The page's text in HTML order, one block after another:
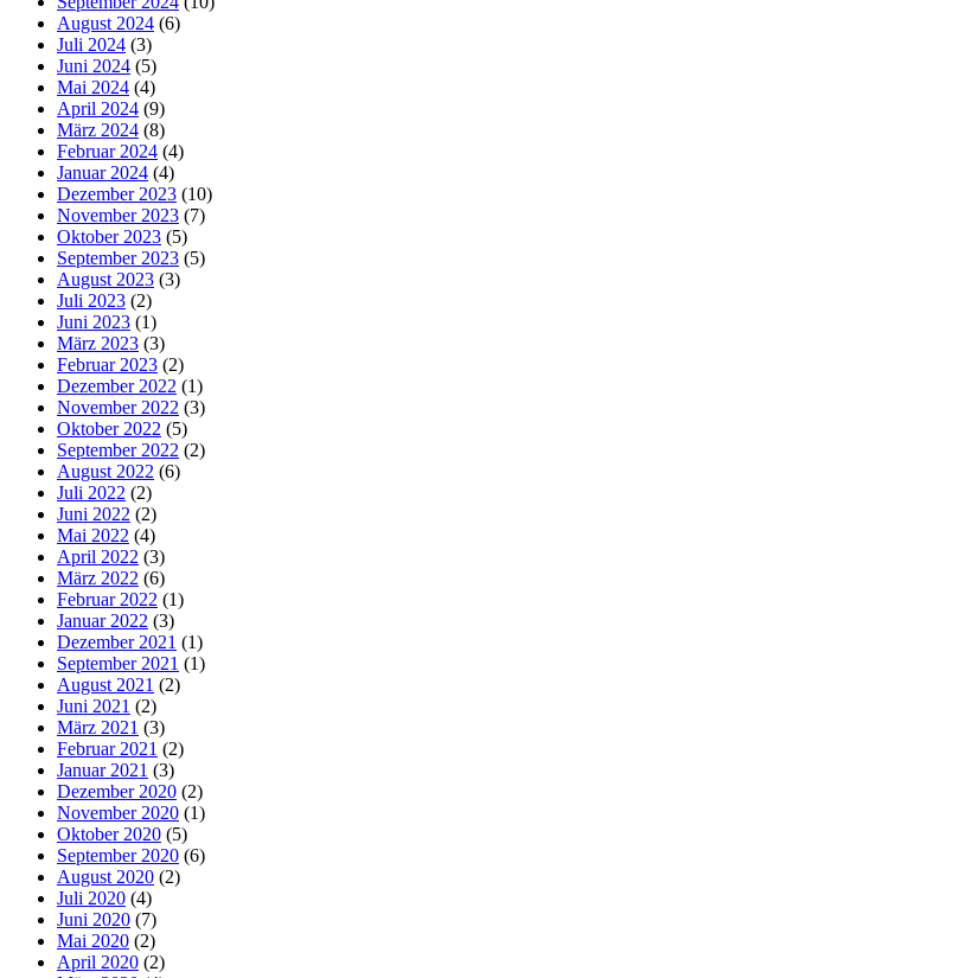
August 2024 (6)
Juli 2024 (3)
Juni 2024 (5)
Mai 2024 (4)
April 2024 (9)
März 2024 (8)
Februar 2024 (4)
Januar 2024 (4)
Dezember 2023 (10)
November 2023 (7)
Oktober 2023 (5)
September 2023 (5)
August 2023 (3)
Juli 2023 (2)
Juni 2023 (1)
März 2023 (3)
Februar 2023 (2)
Dezember 2022 (1)
November 2022 (3)
Oktober 2022 (5)
September 2022 (2)
August 2022 (6)
Juli 2022 (2)
Juni 2022 (2)
Mai 2022 (4)
April 2022 (3)
März 2022 (6)
Februar 2022 (1)
Januar 2022 (3)
Dezember 2021 (1)
September 2021 (1)
August 2021 (2)
Juni 2021 (2)
März 2021 (3)
Februar 2021 (2)
Januar 2021 (3)
Dezember 2020 (2)
November 2020 (1)
Oktober 2020 (5)
September 2020 (6)
August 2020 (2)
Juli 2020 (4)
Juni 2020 (7)
Mai 2020 (2)
April 2020 (2)